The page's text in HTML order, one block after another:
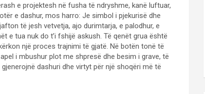
e projektesh në fusha të ndryshme, kanë luftuar,
e dashur, mos harro: Je simbol i pjekurisë dhe
të jesh vetvetja, ajo durimtarja, e palodhur, e
e tua nuk do t’i fshijë askush. Të qenët grua është
një proces trajnimi të gjatë. Në botën tonë të
i mbushur plot me shpresë dhe besim i grave, të
dashuri dhe virtyt për një shoqëri më të